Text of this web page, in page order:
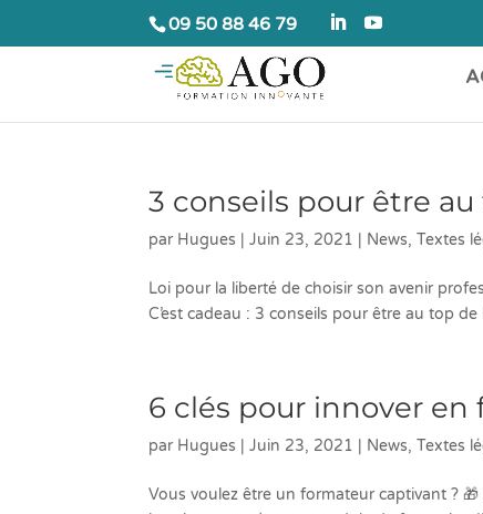
09 50 88 46 79
3 conseils pour être
par Hugues |Juin 23, 2021 News,Textes
Loi pour la liberté de choisir son avenir
C’est cadeau : 3 conseils pour être au top
6 clés pour innover en
par Hugues |Juin 23, 2021 News,Textes
Vous voulez être un formateur captivant ?